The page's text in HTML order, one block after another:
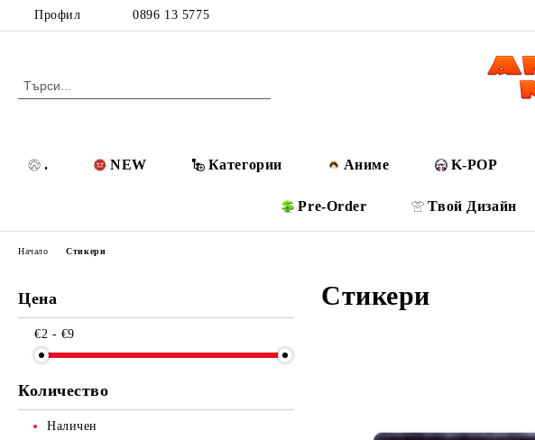
Профил 0896 13 5775
. NEW Категории Аниме K-POP
Pre-Order Твой Дизайн
Цена
€2 - €9
Количество
Наличен
Начало Стикери
Стикери